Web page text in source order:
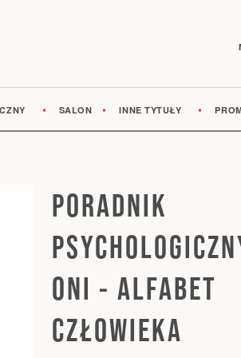
SALON INNE TYTUŁY
PORADNIK
ONI - ALFABET
CZŁOWIEKA